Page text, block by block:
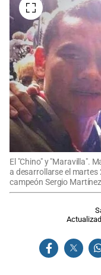
El "Chino" y "Maravilla".
a desarrollarse el martes
campeón Sergio